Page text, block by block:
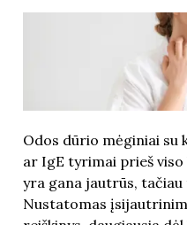
Odos dūrio mėginiai su
ar IgE tyrimai prieš
yra gana jautrūs, tačiau
Nustatomas